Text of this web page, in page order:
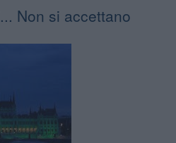
Non si accettano